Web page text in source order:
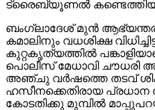
ട്രൈബ്യൂണല്‍
ബംഗ്ലാദേശ് മുന്‍
കമാലിനും വധശിക്ഷ
കുറ്റകൃത്യത്തില്‍
പൊലീസ് മേധാവി
അഞ്ചു വര്‍ഷത്തെ തടവ്
ഹസീനക്കെതിരായ പ്രധാന
കോടതിക്കു മുമ്പില്‍